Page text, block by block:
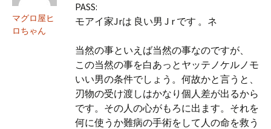
マグロ屋ヒ
ロちゃん
PASS:
モアイ家Jrは 良い男 J r です 。ネ
当然の事といえば当然の事なのですが、
この当然の事を白あっとヤッテノケルノモ
いい男の条件でしょう。何故かと言うと、
刃物の受け渡しはかなり個人差が出るから
です。その人の心がもろに出ます。それを
何に使うか難病の手術をして人の命を救う